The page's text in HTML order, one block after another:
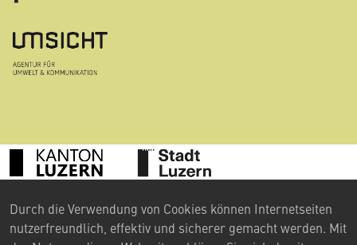
©2024 Umweltberatung Luzern
Kontakt
Durch die Verwendung von Cookies können Internetseiten
nutzerfreundlich, effektiv und sicherer gemacht werden. Mit